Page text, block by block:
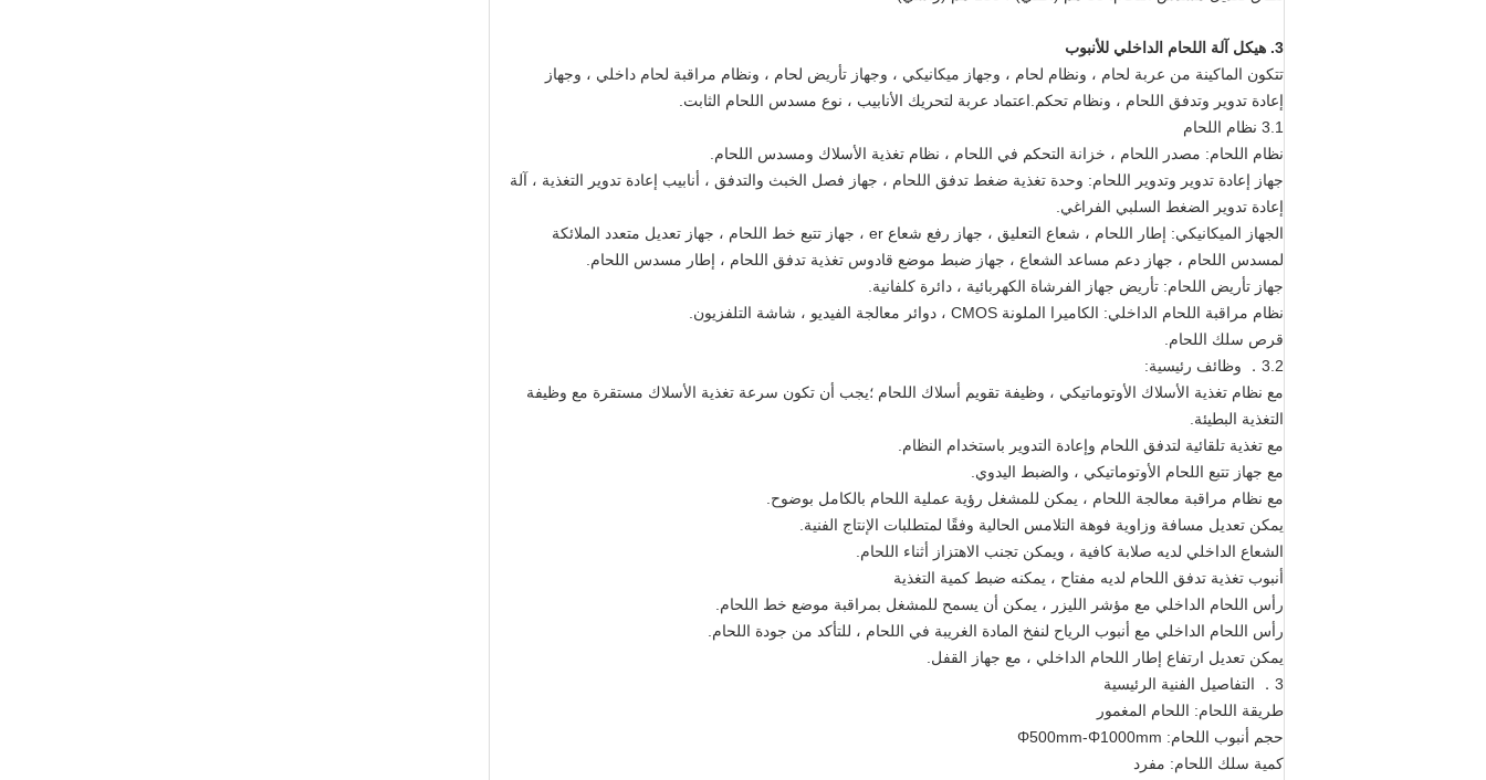
3. هيكل آلة اللحام الداخلي للأنبوب
تتكون الماكينة من عربة لحام ، ونظام لحام ، وجهاز ميكانيكي ، وجهاز تأريض لحام ، ونظام مراقبة لحام داخلي ، وجهاز
إعادة تدوير وتدفق اللحام ، ونظام تحكم.اعتماد عربة لتحريك الأنابيب ، نوع مسدس اللحام الثابت.
3.1 نظام اللحام
نظام اللحام: مصدر اللحام ، خزانة التحكم في اللحام ، نظام تغذية الأسلاك ومسدس اللحام.
جهاز إعادة تدوير وتدوير اللحام: وحدة تغذية ضغط تدفق اللحام ، جهاز فصل الخبث والتدفق ، أنابيب إعادة تدوير التغذية ، آلة
إعادة تدوير الضغط السلبي الفراغي.
الجهاز الميكانيكي: إطار اللحام ، شعاع التعليق ، جهاز رفع شعاع er ، جهاز تتبع خط اللحام ، جهاز تعديل متعدد الملائكة
لمسدس اللحام ، جهاز دعم مساعد الشعاع ، جهاز ضبط موضع قادوس تغذية تدفق اللحام ، إطار مسدس اللحام.
جهاز تأريض اللحام: تأريض جهاز الفرشاة الكهربائية ، دائرة كلفانية.
نظام مراقبة اللحام الداخلي: الكاميرا الملونة CMOS ، دوائر معالجة الفيديو ، شاشة التلفزيون.
قرص سلك اللحام.
3.2． وظائف رئيسية:
مع نظام تغذية الأسلاك الأوتوماتيكي ، وظيفة تقويم أسلاك اللحام ؛يجب أن تكون سرعة تغذية الأسلاك مستقرة مع وظيفة
التغذية البطيئة.
مع تغذية تلقائية لتدفق اللحام وإعادة التدوير باستخدام النظام.
مع جهاز تتبع اللحام الأوتوماتيكي ، والضبط اليدوي.
مع نظام مراقبة معالجة اللحام ، يمكن للمشغل رؤية عملية اللحام بالكامل بوضوح.
يمكن تعديل مسافة وزاوية فوهة التلامس الحالية وفقًا لمتطلبات الإنتاج الفنية.
الشعاع الداخلي لديه صلابة كافية ، ويمكن تجنب الاهتزاز أثناء اللحام.
أنبوب تغذية تدفق اللحام لديه مفتاح ، يمكنه ضبط كمية التغذية
رأس اللحام الداخلي مع مؤشر الليزر ، يمكن أن يسمح للمشغل بمراقبة موضع خط اللحام.
رأس اللحام الداخلي مع أنبوب الرياح لنفخ المادة الغريبة في اللحام ، للتأكد من جودة اللحام.
يمكن تعديل ارتفاع إطار اللحام الداخلي ، مع جهاز القفل.
3． التفاصيل الفنية الرئيسية
طريقة اللحام: اللحام المغمور
حجم أنبوب اللحام: Φ500mm-Φ1000mm
كمية سلك اللحام: مفرد